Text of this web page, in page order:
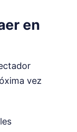
en
vez